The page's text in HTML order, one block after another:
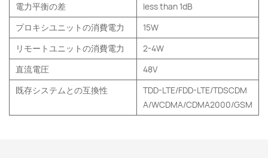
電力平衡の差
less than 1dB
プロキシユニットの消費電力
15W
リモートユニットの消費電力
2-4W
直流電圧
48V
既存システムとの互換性
TDD-LTE/FDD-LTE/TDSCDM
A/WCDMA/CDMA2000/GSM